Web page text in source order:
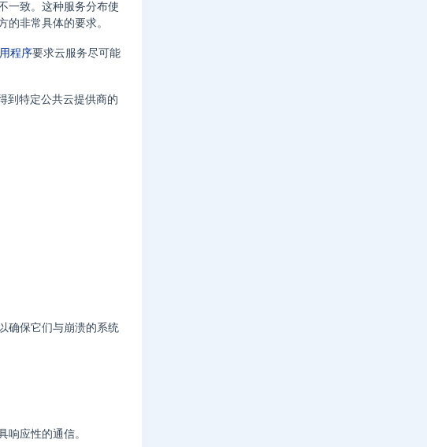
一致。这种服务分布使
非常具体的要求。
程序要求云服务尽可能
到特定公共云提供商的
确保它们与崩溃的系统
应性的通信。